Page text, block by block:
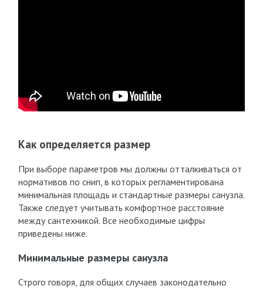
Как определяется размер
При выборе параметров мы должны отталкиваться от
нормативов по снип, в которых регламентирована
минимальная площадь и стандартные размеры санузла.
Также следует учитывать комфортное расстояние
между сантехникой. Все необходимые цифры
приведены ниже.
Минимальные размеры санузла
Строго говоря, для общих случаев законодательно